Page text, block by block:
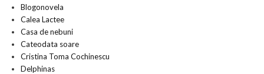
Blogonovela
Calea Lactee
Casa de nebuni
Cateodata soare
Cristina Toma Cochinescu
Delphinas